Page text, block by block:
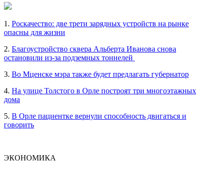
1. Роскачество: две трети зарядных устройств на рынке
опасны для жизни
2. Благоустройство сквера Альберта Иванова снова
остановили из-за подземных тоннелей
3. Во Мценске мэра также будет предлагать губернатор
4. На улице Толстого в Орле построят три многоэтажных
дома
5. В Орле пациентке вернули способность двигаться и
говорить
ЭКОНОМИКА